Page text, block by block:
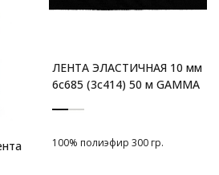
ЛЕНТА ЭЛАСТИЧНАЯ 10 мм
6с685 (3с414) 50 м GAMMA
100% полиэфир 300 гр.